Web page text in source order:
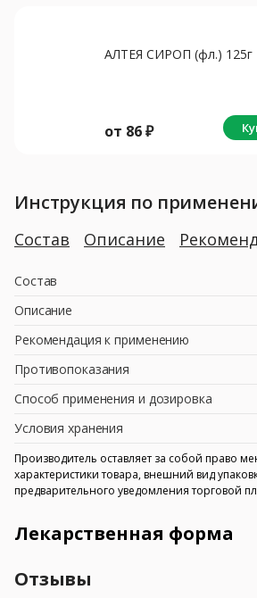
АЛТЕЯ СИРОП (фл.) 125г
от 86₽
Инструкция по
Состав Описание
Состав
Описание
Рекомендация к применению
Противопоказания
Способ применения и дозировка
Условия хранения
Производитель оставляет за собой право
характеристики товара, внешний вид
предварительного уведомления торговой
Лекарственная форма
Отзывы